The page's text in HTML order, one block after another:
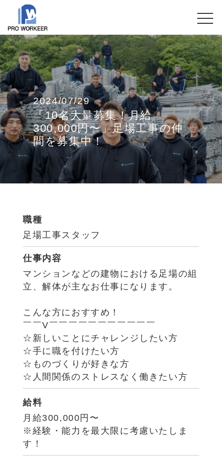
2024/07/29
「10名大量募集！月給
300,000円〜」足場工事の仲
間を募集中！
職種
足場工事スタッフ
仕事内容
マンションなどの建物における足場の組
立、解体が主なお仕事になります。
こんな方におすすめ！
￣￣V￣￣￣￣￣￣￣￣￣￣￣
☆新しいことにチャレンジしたい方
☆手に職を付けたい方
☆ものづくりが好きな方
☆人間関係のストレスなく働きたい方
給料
月給300,000円〜
※経験・能力を最大限に考慮いたしま
す！